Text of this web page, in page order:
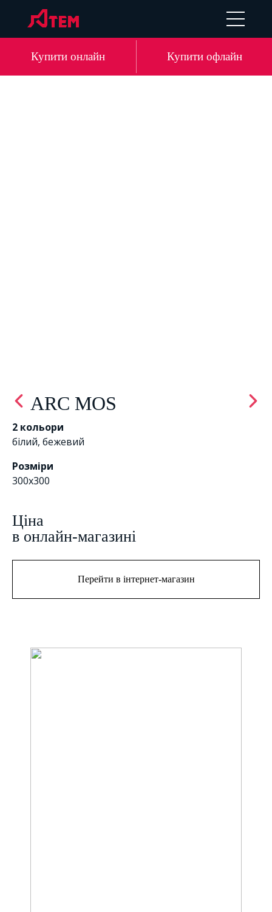
LV RU
Купити онлайн Купити офлайн
ARC MOS
2 кольори
білий, бежевий
Розміри
300х300
Цiна
в онлайн-магазині
Перейти в інтернет-магазин